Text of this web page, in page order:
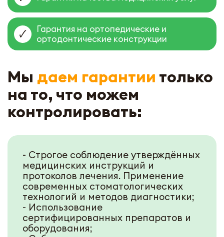
Гарантия на ортопедические и
ортодонтические конструкции
Мы даем гарантии только
на то, что можем
контролировать:
- Строгое соблюдение утверждённых
медицинских инструкций и
протоколов лечения. Применение
современных стоматологических
технологий и методов диагностики;
- Использование
сертифицированных препаратов и
оборудования;